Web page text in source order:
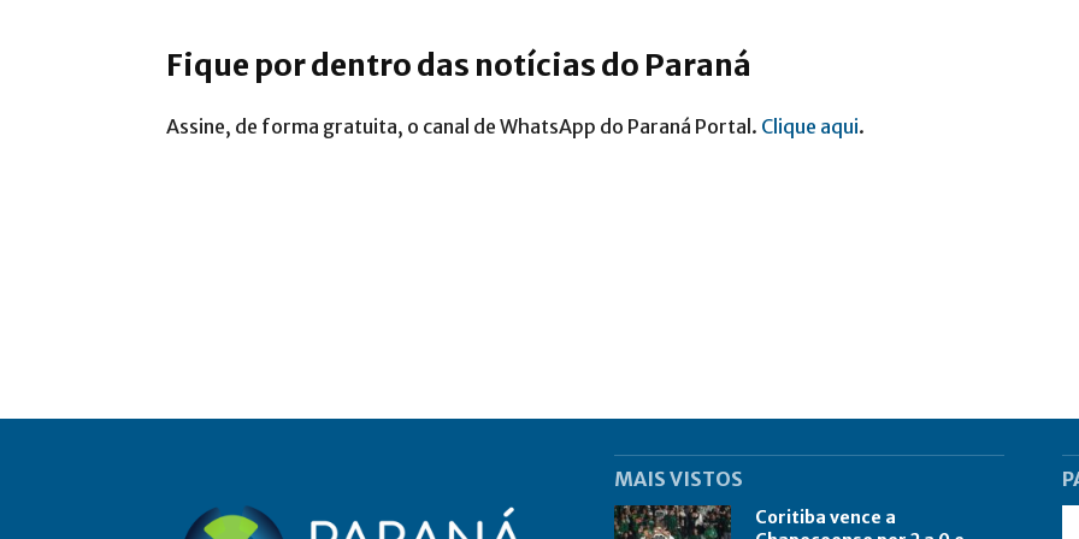
Fique por dentro das notícias do Paraná
Assine, de forma gratuita, o canal de WhatsApp do Paraná Portal. Clique aqui.
MAIS VISTOS
Coritiba vence a